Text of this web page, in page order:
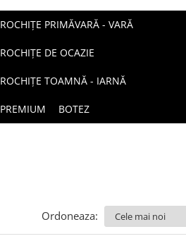
ROCHIȚE PRIMĂVARĂ - VARĂ
ROCHIȚE DE OCAZIE
ROCHIȚE TOAMNĂ - IARNĂ
PREMIUM BOTEZ
Ordoneaza: